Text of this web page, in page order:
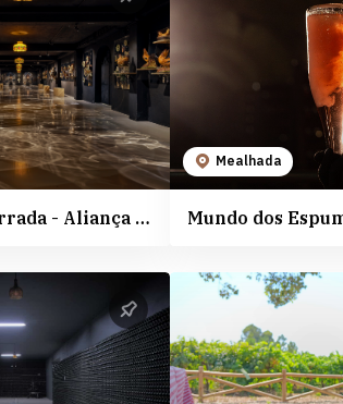
Momento Bairrada - Aliança Vinhos de Portugal
Mealhada